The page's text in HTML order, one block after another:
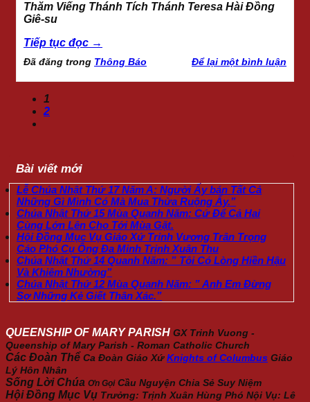
Thăm Viếng Thánh Tích Thánh Teresa Hài Đồng
Giê-su
Tiếp tục đọc →
Đã đăng trong Thông Báo Để lại một bình luận
1
2
Bài viết mới
Lễ Chúa Nhật Thứ 17 Năm A: Người Ấy bán Tất Cả
Những Gì Mình Có Mà Mua Thửa Ruộng Ấy.”
Chúa Nhật Thứ 15 Mùa Quanh Năm: Cứ Để Cả Hai
Cùng Lớn Lên Cho Tới Mùa Gặt.
Hội Đồng Mục Vụ Giáo Xứ Trinh Vương Trân Trọng
Cáo Phó Cụ Ông Đa Minh Trịnh Xuân Thu
Chúa Nhật Thứ 14 Quanh Năm: ” Tôi Có Lòng Hiền Hậu
Và Khiêm Nhường”
Chúa Nhật Thứ 12 Mùa Quanh Năm: ” Anh Em Đừng
Sợ Những Kẻ Giết Thân Xác.”
QUEENSHIP OF MARY PARISH GX Trinh Vuong -
Queenship of Mary Parish - Roman Catholic Church
Các Đoàn Thể Ca Đoàn Giáo Xứ Knights of Columbus Giáo
Lý Hôn Nhân
Sống Lời Chúa Ơn Gọi Cầu Nguyện Chia Sẻ Suy Niệm
Hội Đồng Mục Vụ Trưởng: Trịnh Xuân Hùng Phó Nội Vụ: Lê